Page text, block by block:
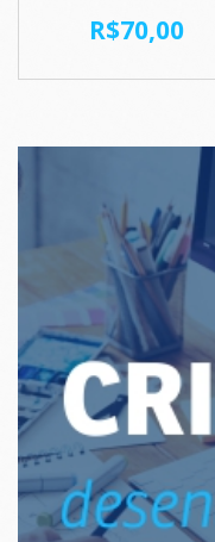
R$70,00